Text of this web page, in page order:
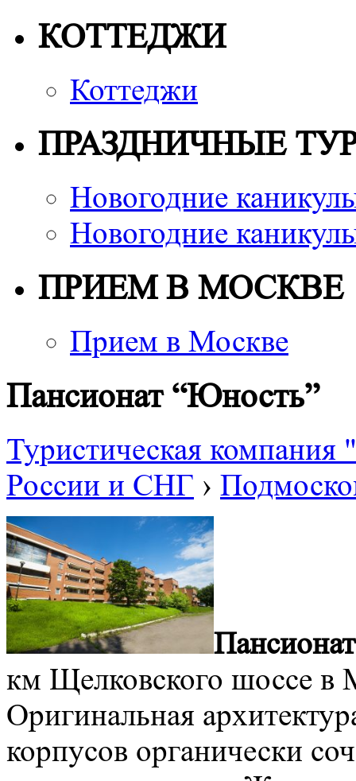
КОТТЕДЖИ
Коттеджи
ПРАЗДНИЧНЫЕ
Новогодние
Новогодние
ПРИЕМ В МОСКВЕ
Прием в Москве
Пансионат “Юность”
Туристическая
России и СНГ ›
км Щелковского шоссе в
Оригинальная
корпусов органически